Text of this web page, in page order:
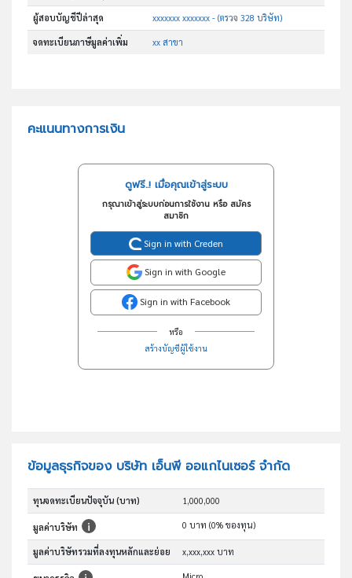
ผู้สอบบัญชีปีล่าสุด xxxxxxx xxxxxxx - (ตรวจ 328 บริษัท)
จดทะเบียนภาษีมูลค่าเพิ่ม xx สาขา
คะแนนทางการเงิน
ดูฟรี..! เมื่อคุณเข้าสู่ระบบ
กรุณาเข้าสู่ระบบก่อนการใช้งาน หรือ สมัคร
สมาชิก
Sign in with Creden
Sign in with Google
Sign in with Facebook
หรือ
สร้างบัญชีผู้ใช้งาน
ข้อมูลธุรกิจของ บริษัท เอ็นพี ออแกไนเซอร์ จำกัด
ทุนจดทะเบียนปัจจุบัน (บาท) 1,000,000
มูลค่าบริษัท 0 บาท (0% ของทุน)
มูลค่าบริษัทรวมที่ลงทุนหลักและย่อย x,xxx,xxx บาท